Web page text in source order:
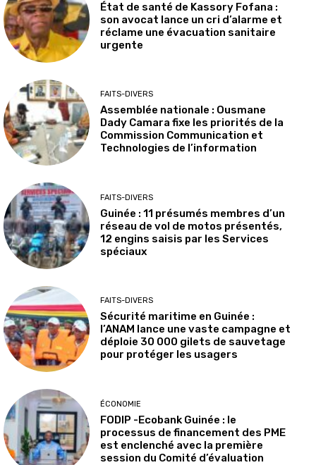
État de santé de Kassory Fofana :
son avocat lance un cri d’alarme et
réclame une évacuation sanitaire
urgente
FAITS-DIVERS
Assemblée nationale : Ousmane
Dady Camara fixe les priorités de la
Commission Communication et
Technologies de l’information
FAITS-DIVERS
Guinée : 11 présumés membres d’un
réseau de vol de motos présentés,
12 engins saisis par les Services
spéciaux
FAITS-DIVERS
Sécurité maritime en Guinée :
l’ANAM lance une vaste campagne et
déploie 30 000 gilets de sauvetage
pour protéger les usagers
ÉCONOMIE
FODIP -Ecobank Guinée : le
processus de financement des PME
est enclenché avec la première
session du Comité d’évaluation